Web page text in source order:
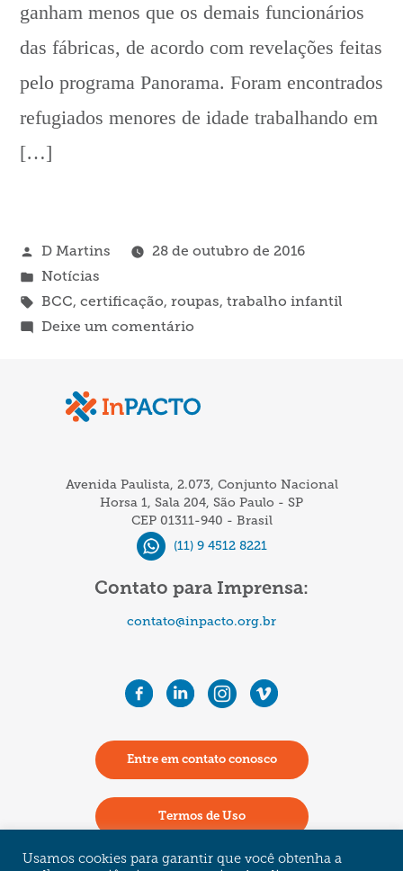
ganham menos que os demais funcionários
das fábricas, de acordo com revelações feitas
pelo programa Panorama. Foram encontrados
refugiados menores de idade trabalhando em
[…]
Publicado
por
D Martins
28 de outubro de 2016
Publicado
em
Notícias
Tags:
BCC, certificação, roupas, trabalho infantil
Deixe um comentárioem
crianças
em
fábricas
de
roupas
Turquia
Avenida Paulista, 2.073, Conjunto Nacional
Horsa 1, Sala 204, São Paulo - SP
CEP 01311-940 - Brasil
(11) 9 4512 8221
Contato para Imprensa:
contato@inpacto.org.br
Entre em contato conosco
Termos de Uso
Usamos cookies para garantir que você obtenha a